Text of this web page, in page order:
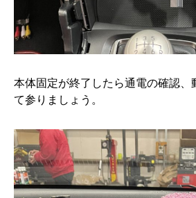
本体固定が終了したら通電の確認、
て参りましょう。